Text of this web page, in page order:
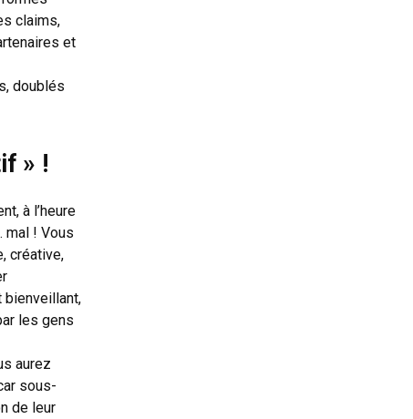
claims,
et
doublés
» !
à l’heure
mal ! Vous
créative,
bienveillant,
les gens
aurez
sous-
de leur